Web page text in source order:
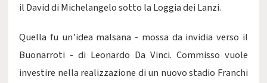
il David di Michelangelo sotto la Loggia dei Lanzi.
Quella fu un’idea malsana - mossa da invidia verso il
Buonarroti - di Leonardo Da Vinci. Commisso vuole
investire nella realizzazione di un nuovo stadio Franchi